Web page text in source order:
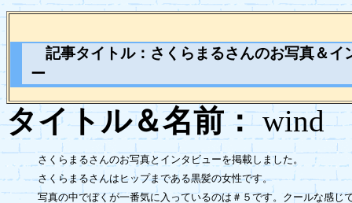
記事タイトル：さくらまるさんのお写真＆イ
ー
タイトル＆名前：
さくらまるさんのお写真とインタビューを掲載しました。
さくらまるさんはヒップまである黒髪の女性です。
写真の中でぼくが一番気に入っているのは＃５です。クールな感じ